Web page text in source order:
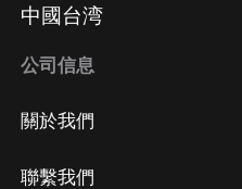
中國台湾
公司信息
關於我們
聯繫我們